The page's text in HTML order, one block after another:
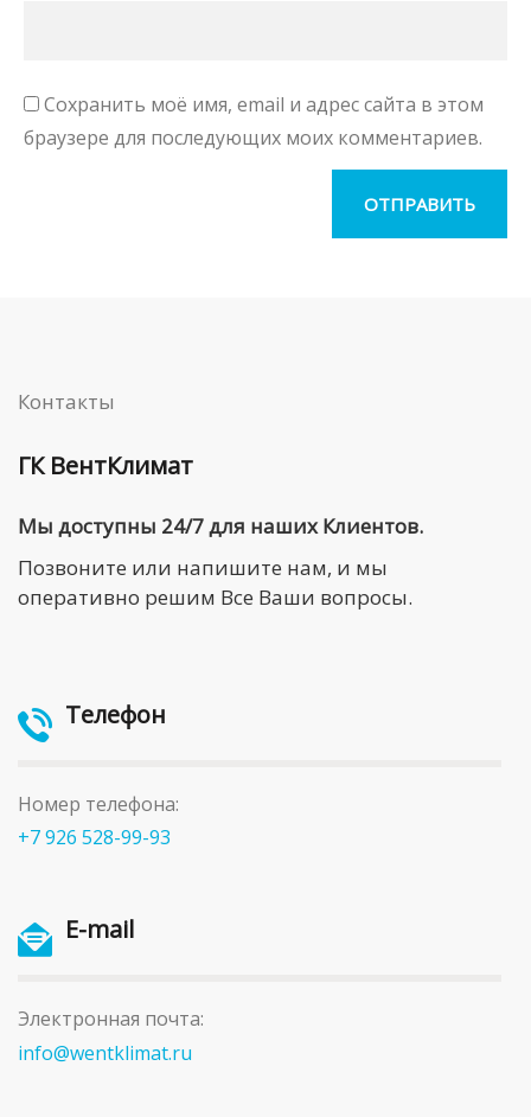
Сохранить моё имя, email и адрес сайта в этом
браузере для последующих моих комментариев.
Контакты
ГК ВентКлимат
Мы доступны 24/7 для наших Клиентов.
Позвоните или напишите нам, и мы
оперативно решим Все Ваши вопросы.
Телефон
Номер телефона:
+7 926 528-99-93
E-mail
Электронная почта:
info@wentklimat.ru